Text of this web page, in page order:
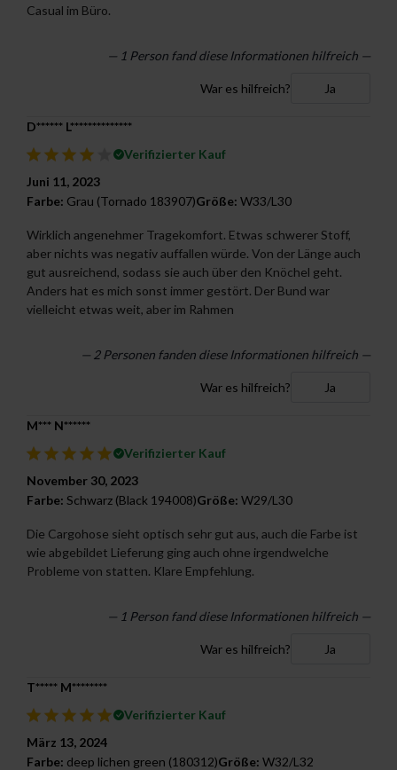
Casual im Büro.
— 1 Person fand diese Informationen hilfreich —
War es hilfreich? Ja
D****** L**************
Verifizierter Kauf
Juni 11, 2023
Farbe: Grau (Tornado 183907)Größe:W33/L30
Wirklich angenehmer Tragekomfort. Etwas schwerer Stoff,
aber nichts was negativ auffallen würde. Von der Länge auch
gut ausreichend, sodass sie auch über den Knöchel geht.
Anders hat es mich sonst immer gestört. Der Bund war
vielleicht etwas weit, aber im Rahmen
— 2Personen fanden diese Informationen hilfreich —
War es hilfreich? Ja
M*** N******
Verifizierter Kauf
November 30, 2023
Farbe: Schwarz (Black 194008)Größe:W29/L30
Die Cargohose sieht optisch sehr gut aus, auch die Farbe ist
wie abgebildet Lieferung ging auch ohne irgendwelche
Probleme von statten. Klare Empfehlung.
— 1 Person fand diese Informationen hilfreich —
War es hilfreich? Ja
T***** M********
Verifizierter Kauf
März 13, 2024
Farbe: deep lichen green (180312)Größe:W32/L32